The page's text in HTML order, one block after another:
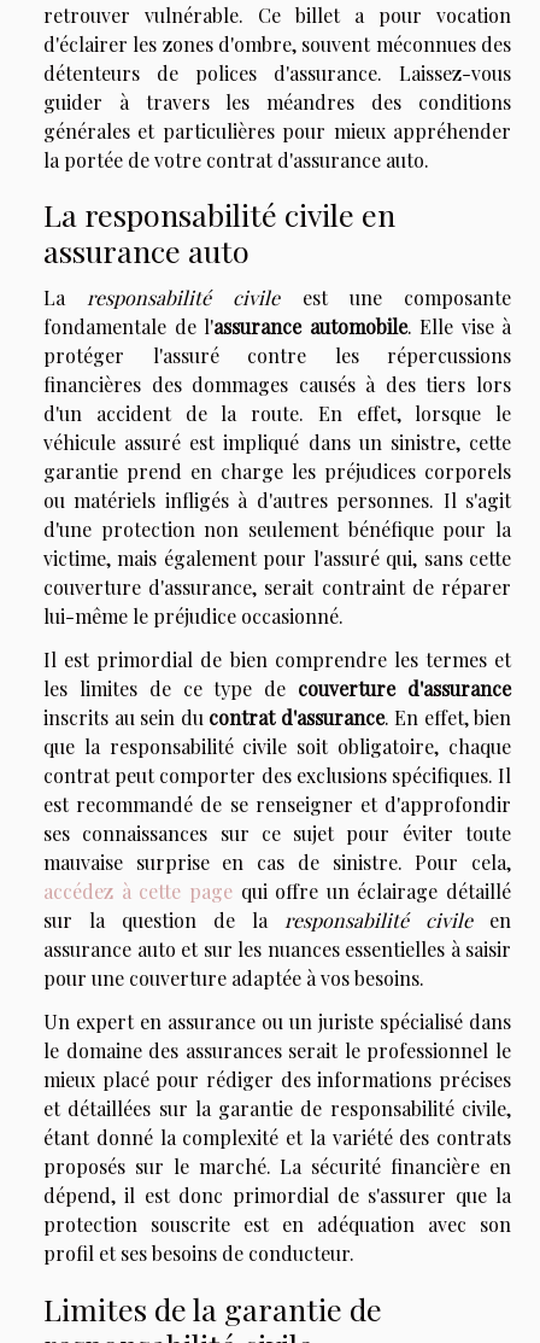
retrouver vulnérable. Ce billet a pour vocation
d'éclairer les zones d'ombre, souvent méconnues des
détenteurs de polices d'assurance. Laissez-vous
guider à travers les méandres des conditions
générales et particulières pour mieux appréhender
la portée de votre contrat d'assurance auto.
La responsabilité civile en
assurance auto
Laresponsabilité civileest une composante
fondamentale de l'assurance automobile. Elle vise à
protéger l'assuré contre les répercussions
financières des dommages causés à des tiers lors
d'un accident de la route. En effet, lorsque le
véhicule assuré est impliqué dans un sinistre, cette
garantie prend en charge les préjudices corporels
ou matériels infligés à d'autres personnes. Il s'agit
d'une protection non seulement bénéfique pour la
victime, mais également pour l'assuré qui, sans cette
couverture d'assurance, serait contraint de réparer
lui-même le préjudice occasionné.
Il est primordial de bien comprendre les termes et
les limites de ce type de couverture d'assurance
inscrits au sein du contrat d'assurance. En effet, bien
que la responsabilité civile soit obligatoire, chaque
contrat peut comporter des exclusions spécifiques. Il
est recommandé de se renseigner et d'approfondir
ses connaissances sur ce sujet pour éviter toute
mauvaise surprise en cas de sinistre. Pour cela,
accédez à cette pagequi offre un éclairage détaillé
sur la question de la responsabilité civileen
assurance auto et sur les nuances essentielles à saisir
pour une couverture adaptée à vos besoins.
Un expert en assurance ou un juriste spécialisé dans
le domaine des assurances serait le professionnel le
mieux placé pour rédiger des informations précises
et détaillées sur la garantie de responsabilité civile,
étant donné la complexité et la variété des contrats
proposés sur le marché. La sécurité financière en
dépend, il est donc primordial de s'assurer que la
protection souscrite est en adéquation avec son
profil et ses besoins de conducteur.
Limites de la garantie de